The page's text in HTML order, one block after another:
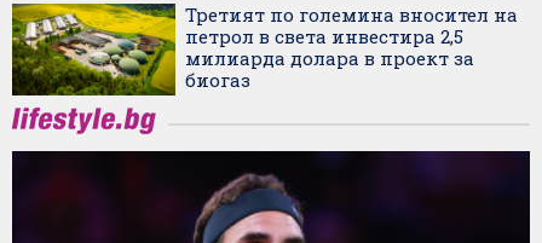
Третият по големина вносител на
петрол в света инвестира 2,5
милиарда долара в проект за
биогаз